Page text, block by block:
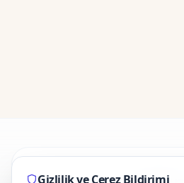
Gizlilik ve Cerez Bildirimi